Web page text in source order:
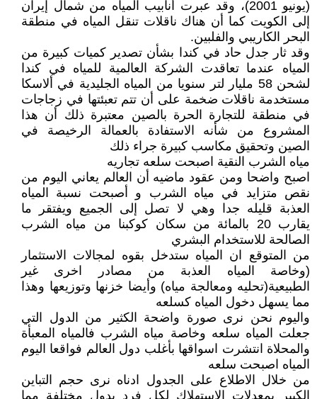
(يونيو 2001)، وقد عبرت أنابيب المياه من شمال إيران
إلى الكويت كما أن هناك ناقلات تنقل المياه في منطقة
البحر الكاريبي والفلبين.
وقد ثار جدل حاد في كندا بشأن تصدير كميات كبيرة من
المياه عندما تعاقدت الشركة العالمية للمياه في كندا
لشحن 58 مليار لتر سنويا من المياه الجليدية في ألاسكا
مستخدمة ناقلات ضخمة على أن تتم تعبئتها في زجاجات
في منطقة للتجارة الحرة بالصين معتبرة ذلك أن هذا
المشروع من شأنه الاستفادة بالعمالة الرخيصة في
الصين وتحقيق مكاسب كبيرة جراء ذلك
مياه الشرب النقية اصبحت سلعه تجاريه
اصبح واضحا ومن عقود ماضيه أن العالم يعاني اليوم من
نقص متزايد في مياه الشرب و أصبحت نسبة المياه
العذبة قليله جدا وهي لا تصل إلى الجميع ويفتقر ما
يقارب 20 بالمائة من سكان كوكبنا من مياه الشرب
الصالحة للاستخدام البشري
من المتوقع ان المياه ستدخل بقوه لمجالات الاستثمار
(وخاصة المياه العذبة من مصادر اخرى غير
الطبيعية(تحليه ومعالجة مياه) وأيضا خزنها وتوزيعها وهذا
مما يسهل دخول المياه كسلعه
واليوم نحن نرى صورة واضحة الكثير من الدول التي
جعلت المياه سلعه وخاصة مياه الشرب فالمياه المعبأة
والمحلاة انتشرت اسواقها بأغلب دول العالم فواقعا اليوم
المياه اصبحت سلعه
من خلال الاطلاع على الجدول ادناه نرى حجم التباين
الكبير بمعدلات الاستهلاك لكل فرد بدول مختلفة مما